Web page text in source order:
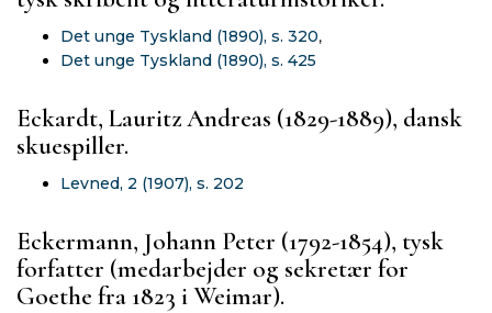
Det unge Tyskland (1890), s. 320,
Det unge Tyskland (1890), s. 425
Eckardt, Lauritz Andreas (1829-1889), dansk
skuespiller.
Levned, 2 (1907), s. 202
Eckermann, Johann Peter (1792-1854), tysk
forfatter (medarbejder og sekretær for
Goethe fra 1823 i Weimar).